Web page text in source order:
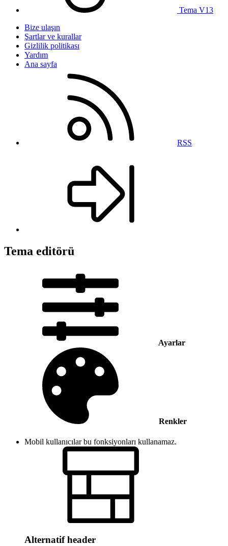
Tema V13
Bize ulaşın
Şartlar ve kurallar
Gizlilik politikası
Yardım
Ana sayfa
RSS
Tema editörü
Ayarlar
Renkler
Mobil kullanıcılar bu fonksiyonları kullanamaz.
Alternatif header